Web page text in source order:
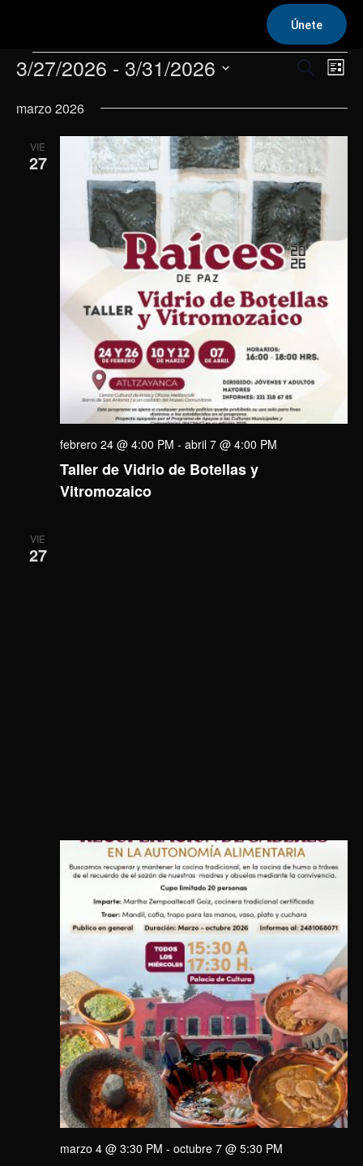
Únete
Eventos
de
y
vistas
de
Buscar
de
Lista
3/27/2026 - 3/31/2026
la
marzo 2026
VIE
27
Taller de Vidrio de Botellas y
Vitromozaico
febrero 24 @ 4:00 PM - abril 7 @ 4:00 PM
VIE
27
marzo 4 @ 3:30 PM - octubre 7 @ 5:30 PM